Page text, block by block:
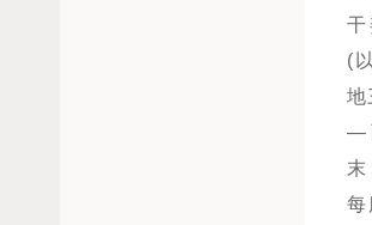
(
地
—
末
每